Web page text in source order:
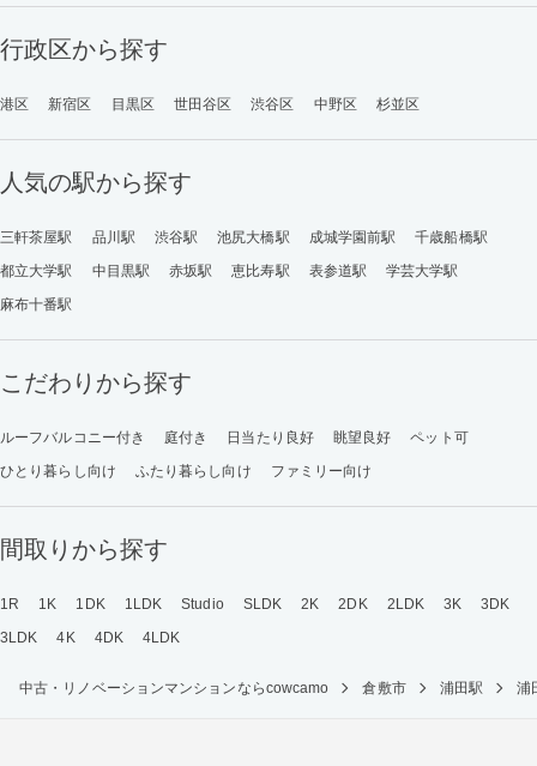
行政区から探す
港区 新宿区 目黒区 世田谷区 渋谷区 中野区 杉並区
人気の駅から探す
三軒茶屋駅 品川駅 渋谷駅 池尻大橋駅 成城学園前駅
千歳船橋駅
都立大学駅
中目黒駅 赤坂駅 恵比寿駅 表参道駅
学芸大学駅
麻布十番駅
こだわりから探す
ルーフバルコニー付き 庭付き 日当たり良好 眺望良好
ペット可
ひとり暮らし向け
ふたり暮らし向け ファミリー向け
間取りから探す
1R 1K 1DK 1LDK Studio SLDK 2K 2DK 2LDK 3K
3DK
3LDK
4K 4DK 4LDK
中古・リノベーションマンションならcowcamo 倉敷市 浦田駅 浦